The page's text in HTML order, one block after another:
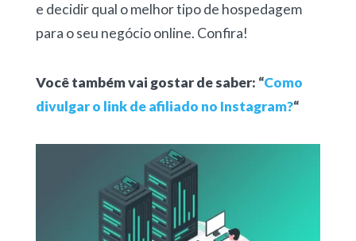
e decidir qual o melhor tipo de hospedagem
para o seu negócio online. Confira!
Você também vai gostar de saber: “Como
divulgar o link de afiliado no Instagram?“